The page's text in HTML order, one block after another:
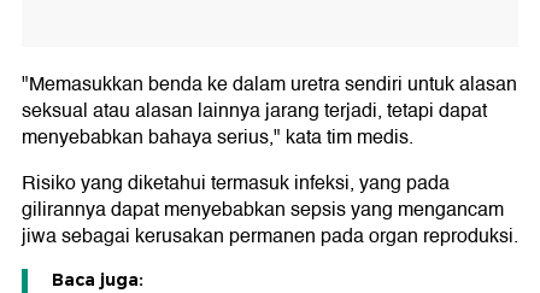
"Memasukkan benda ke dalam uretra sendiri untuk alasan
seksual atau alasan lainnya jarang terjadi, tetapi dapat
menyebabkan bahaya serius," kata tim medis.
Risiko yang diketahui termasuk infeksi, yang pada
gilirannya dapat menyebabkan sepsis yang mengancam
jiwa sebagai kerusakan permanen pada organ reproduksi.
Baca juga: